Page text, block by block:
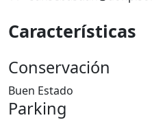
Características
Conservación
Buen Estado
Parking